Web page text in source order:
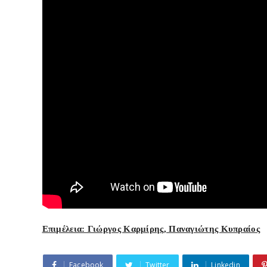
Επιμέλεια: Γιώργος Καρμίρης, Παναγιώτης Κυπραίος